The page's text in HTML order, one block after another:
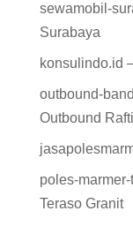
sewamobil-
Surabaya
konsulindo.id
outbound-
Outbound
poles-
Teraso Granit